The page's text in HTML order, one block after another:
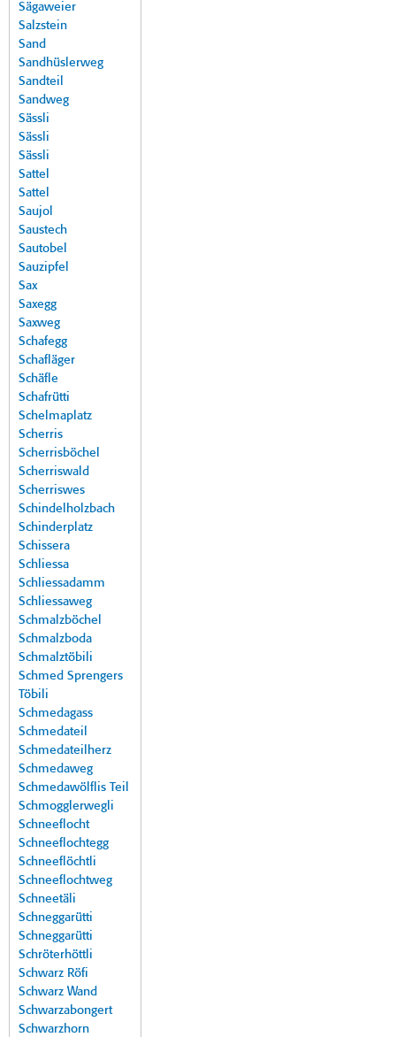
Sägaweier
Salzstein
Sand
Sandhüslerweg
Sandteil
Sandweg
Sässli
Sässli
Sässli
Sattel
Sattel
Saujol
Saustech
Sautobel
Sauzipfel
Sax
Saxegg
Saxweg
Schafegg
Schafläger
Schäfle
Schafrütti
Schelmaplatz
Scherris
Scherrisböchel
Scherriswald
Scherriswes
Schindelholzbach
Schinderplatz
Schissera
Schliessa
Schliessadamm
Schliessaweg
Schmalzböchel
Schmalzboda
Schmalztöbili
Schmed Sprengers
Töbili
Schmedagass
Schmedateil
Schmedateilherz
Schmedaweg
Schmedawölflis Teil
Schmogglerwegli
Schneeflocht
Schneeflochtegg
Schneeflöchtli
Schneeflochtweg
Schneetäli
Schneggarütti
Schneggarütti
Schröterhöttli
Schwarz Röfi
Schwarz Wand
Schwarzabongert
Schwarzhorn